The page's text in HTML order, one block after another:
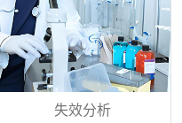
失效分析